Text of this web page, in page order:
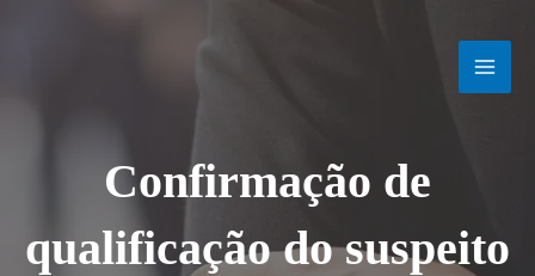
Confirmação de
qualificação do suspeito